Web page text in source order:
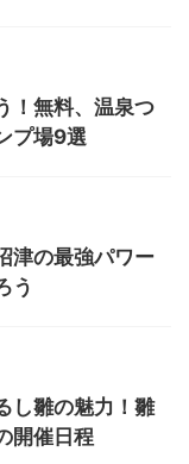
！無料、温泉つ
プ場9選
津の最強パワー
う
し雛の魅力！雛
開催日程